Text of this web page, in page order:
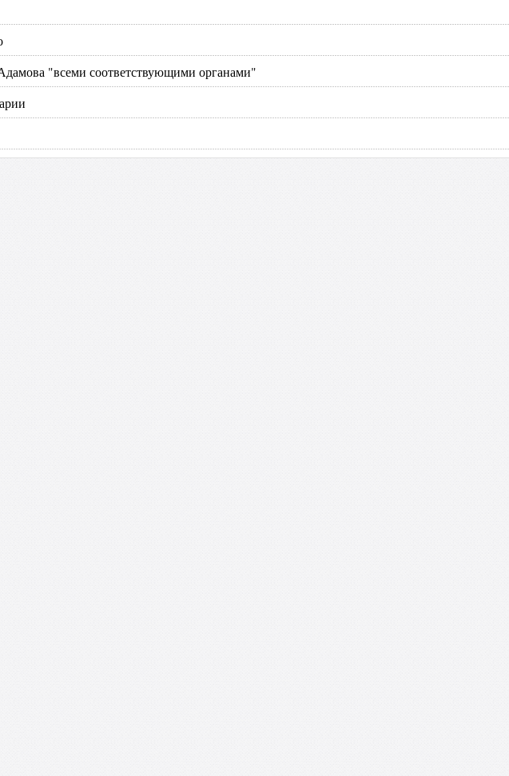
"всеми соответствующими органами"